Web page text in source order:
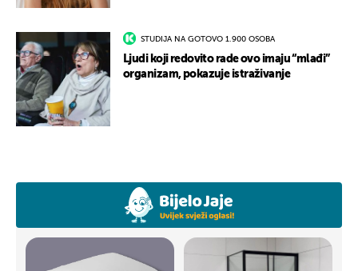
STUDIJA NA GOTOVO 1.900 OSOBA
Ljudi koji redovito rade ovo imaju “mlađi”
organizam, pokazuje istraživanje